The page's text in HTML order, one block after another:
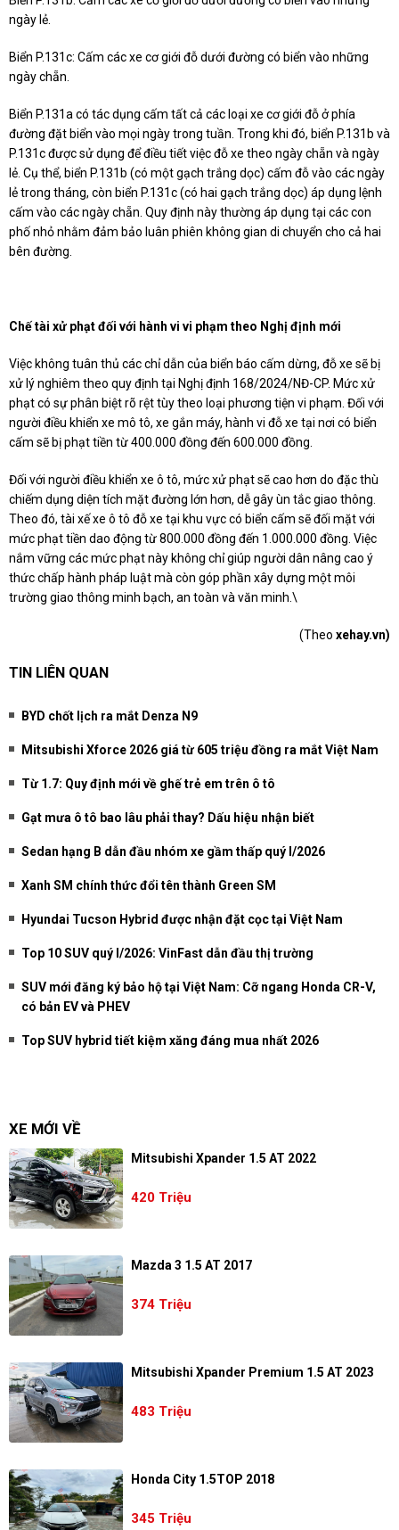
ngày lẻ.
Biển P.131c: Cấm các xe cơ giới đỗ dưới đường có biển vào những
ngày chẵn.
Biển P.131a có tác dụng cấm tất cả các loại xe cơ giới đỗ ở phía
đường đặt biển vào mọi ngày trong tuần. Trong khi đó, biển P.131b và
P.131c được sử dụng để điều tiết việc đỗ xe theo ngày chẵn và ngày
lẻ. Cụ thể, biển P.131b (có một gạch trắng dọc) cấm đỗ vào các ngày
lẻ trong tháng, còn biển P.131c (có hai gạch trắng dọc) áp dụng lệnh
cấm vào các ngày chẵn. Quy định này thường áp dụng tại các con
phố nhỏ nhằm đảm bảo luân phiên không gian di chuyển cho cả hai
bên đường.
Chế tài xử phạt đối với hành vi vi phạm theo Nghị định mới
Việc không tuân thủ các chỉ dẫn của biển báo cấm dừng, đỗ xe sẽ bị
xử lý nghiêm theo quy định tại Nghị định 168/2024/NĐ-CP. Mức xử
phạt có sự phân biệt rõ rệt tùy theo loại phương tiện vi phạm. Đối với
người điều khiển xe mô tô, xe gắn máy, hành vi đỗ xe tại nơi có biển
cấm sẽ bị phạt tiền từ 400.000 đồng đến 600.000 đồng.
Đối với người điều khiển xe ô tô, mức xử phạt sẽ cao hơn do đặc thù
chiếm dụng diện tích mặt đường lớn hơn, dễ gây ùn tắc giao thông.
Theo đó, tài xế xe ô tô đỗ xe tại khu vực có biển cấm sẽ đối mặt với
mức phạt tiền dao động từ 800.000 đồng đến 1.000.000 đồng. Việc
nắm vững các mức phạt này không chỉ giúp người dân nâng cao ý
thức chấp hành pháp luật mà còn góp phần xây dựng một môi
trường giao thông minh bạch, an toàn và văn minh.\
(Theo xehay.vn)
TIN LIÊN QUAN
BYD chốt lịch ra mắt Denza N9
Mitsubishi Xforce 2026 giá từ 605 triệu đồng ra mắt Việt Nam
Từ 1.7: Quy định mới về ghế trẻ em trên ô tô
Gạt mưa ô tô bao lâu phải thay? Dấu hiệu nhận biết
Sedan hạng B dẫn đầu nhóm xe gầm thấp quý I/2026
Xanh SM chính thức đổi tên thành Green SM
Hyundai Tucson Hybrid được nhận đặt cọc tại Việt Nam
Top 10 SUV quý I/2026: VinFast dẫn đầu thị trường
SUV mới đăng ký bảo hộ tại Việt Nam: Cỡ ngang Honda CR-V,
có bản EV và PHEV
Top SUV hybrid tiết kiệm xăng đáng mua nhất 2026
XE MỚI VỀ
Mitsubishi Xpander 1.5 AT 2022
420 Triệu
Mazda 3 1.5 AT 2017
374 Triệu
Mitsubishi Xpander Premium 1.5 AT 2023
483 Triệu
Honda City 1.5TOP 2018
345 Triệu